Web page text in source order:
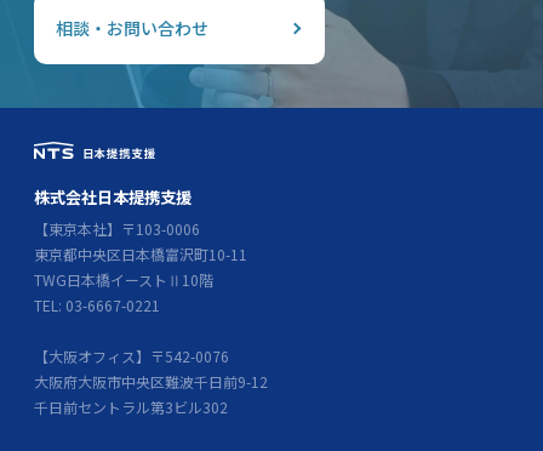
相談・お問い合わせ
株式会社日本提携支援
【東京本社】〒103-0006
東京都中央区日本橋富沢町10-11
TWG日本橋イーストⅡ10階
TEL: 03-6667-0221
【大阪オフィス】〒542-0076
大阪府大阪市中央区難波千日前9-12
千日前セントラル第3ビル302